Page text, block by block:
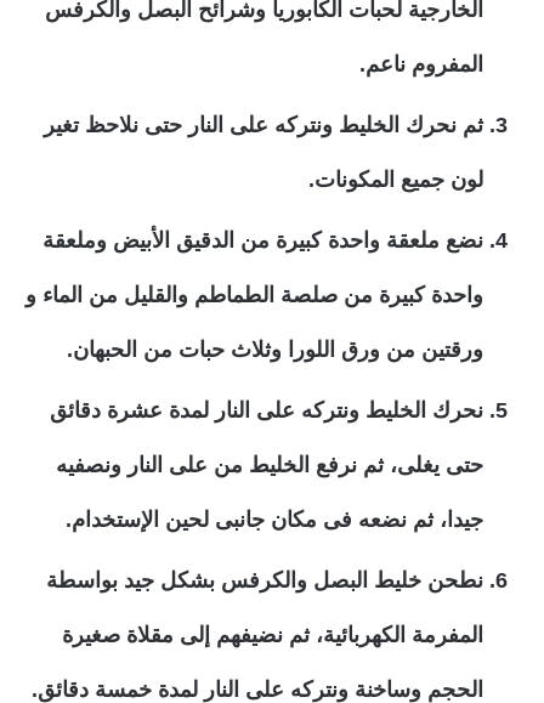
الخارجية لحبات الكابوريا وشرائح البصل والكرفس
المفروم ناعم.
ثم نحرك الخليط ونتركه على النار حتى نلاحظ تغير
لون جميع المكونات.
نضع ملعقة واحدة كبيرة من الدقيق الأبيض وملعقة
واحدة كبيرة من صلصة الطماطم والقليل من الماء و
ورقتين من ورق اللورا وثلاث حبات من الحبهان.
نحرك الخليط ونتركه على النار لمدة عشرة دقائق
حتى يغلى، ثم نرفع الخليط من على النار ونصفيه
جيدا، ثم نضعه فى مكان جانبى لحين الإستخدام.
نطحن خليط البصل والكرفس بشكل جيد بواسطة
المفرمة الكهربائية، ثم نضيفهم إلى مقلاة صغيرة
الحجم وساخنة ونتركه على النار لمدة خمسة دقائق.